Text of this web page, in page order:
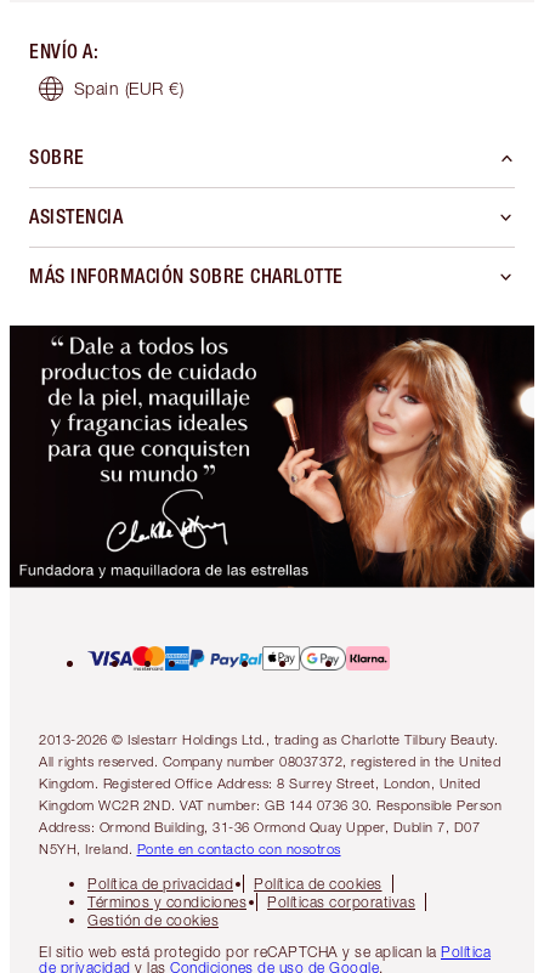
ENVÍO A:
Spain (EUR €)
SOBRE
ASISTENCIA
MÁS INFORMACIÓN SOBRE CHARLOTTE
2013-2026 © Islestarr Holdings Ltd., trading as Charlotte Tilbury Beauty.
All rights reserved. Company number 08037372, registered in the United
Kingdom. Registered Office Address: 8 Surrey Street, London, United
Kingdom WC2R 2ND. VAT number: GB 144 0736 30. Responsible Person
Address: Ormond Building, 31-36 Ormond Quay Upper, Dublin 7, D07
N5YH, Ireland. Ponte en contacto con nosotros
Política de privacidad
Política de cookies
Términos y condiciones
Políticas corporativas
Gestión de cookies
El sitio web está protegido por reCAPTCHA y se aplican la Política
de privacidad y las Condiciones de uso de Google.